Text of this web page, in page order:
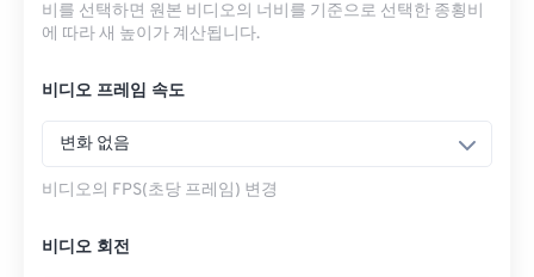
비를 선택하면 원본 비디오의 너비를 기준으로 선택한 종횡비
에 따라 새 높이가 계산됩니다.
비디오 프레임 속도
변화 없음
비디오의 FPS(초당 프레임) 변경
비디오 회전